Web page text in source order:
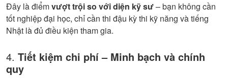
Đây là điểmvượt trội so với diện kỹ sư– bạn không cần
tốt nghiệp đại học, chỉ cần thi đậu kỳ thi kỹ năng và tiếng
Nhật là đủ điều kiện tham gia.
4. Tiết kiệm chi phí – Minh bạch và chính
quy